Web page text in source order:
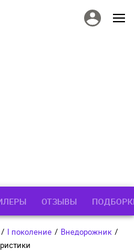
ОТЗЫВЫ
/ I поколение / Внедорожник /